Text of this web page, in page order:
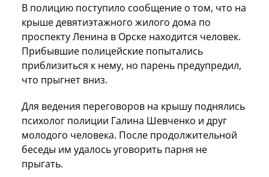
В полицию поступило сообщение о том, что на
крыше девятиэтажного жилого дома по
проспекту Ленина в Орске находится человек.
Прибывшие полицейские попытались
приблизиться к нему, но парень предупредил,
что прыгнет вниз.
Для ведения переговоров на крышу поднялись
психолог полиции Галина Шевченко и друг
молодого человека. После продолжительной
беседы им удалось уговорить парня не
прыгать.